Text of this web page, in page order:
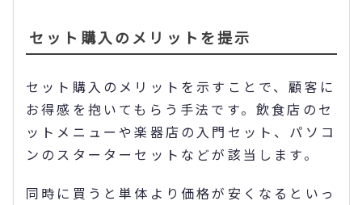
セット購入のメリットを提示
セット購入のメリットを示すことで、顧客に
お得感を抱いてもらう手法です。飲食店のセ
ットメニューや楽器店の入門セット、パソコ
ンのスターターセットなどが該当します。
同時に買うと単体より価格が安くなるといっ